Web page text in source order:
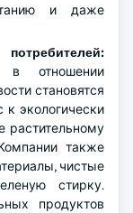
и даже
в отношении
становятся
экологически
растительному
также
чистые
стирку.
продуктов